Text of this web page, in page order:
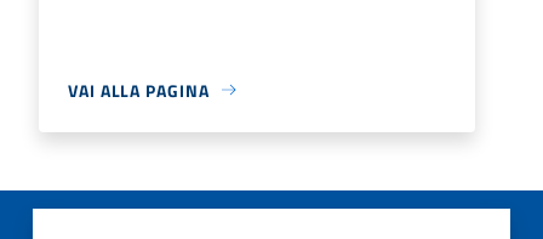
VAI ALLA PAGINA